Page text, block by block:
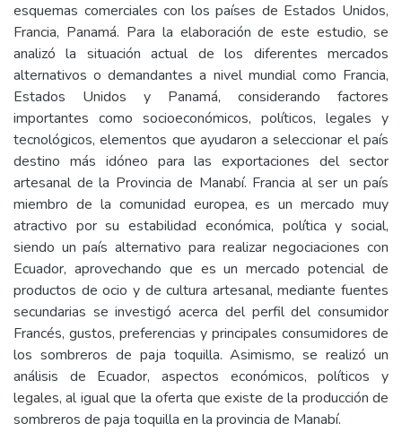
esquemas comerciales con los países de Estados Unidos,
Francia, Panamá. Para la elaboración de este estudio, se
analizó la situación actual de los diferentes mercados
alternativos o demandantes a nivel mundial como Francia,
Estados Unidos y Panamá, considerando factores
importantes como socioeconómicos, políticos, legales y
tecnológicos, elementos que ayudaron a seleccionar el país
destino más idóneo para las exportaciones del sector
artesanal de la Provincia de Manabí. Francia al ser un país
miembro de la comunidad europea, es un mercado muy
atractivo por su estabilidad económica, política y social,
siendo un país alternativo para realizar negociaciones con
Ecuador, aprovechando que es un mercado potencial de
productos de ocio y de cultura artesanal, mediante fuentes
secundarias se investigó acerca del perfil del consumidor
Francés, gustos, preferencias y principales consumidores de
los sombreros de paja toquilla. Asimismo, se realizó un
análisis de Ecuador, aspectos económicos, políticos y
legales, al igual que la oferta que existe de la producción de
sombreros de paja toquilla en la provincia de Manabí.